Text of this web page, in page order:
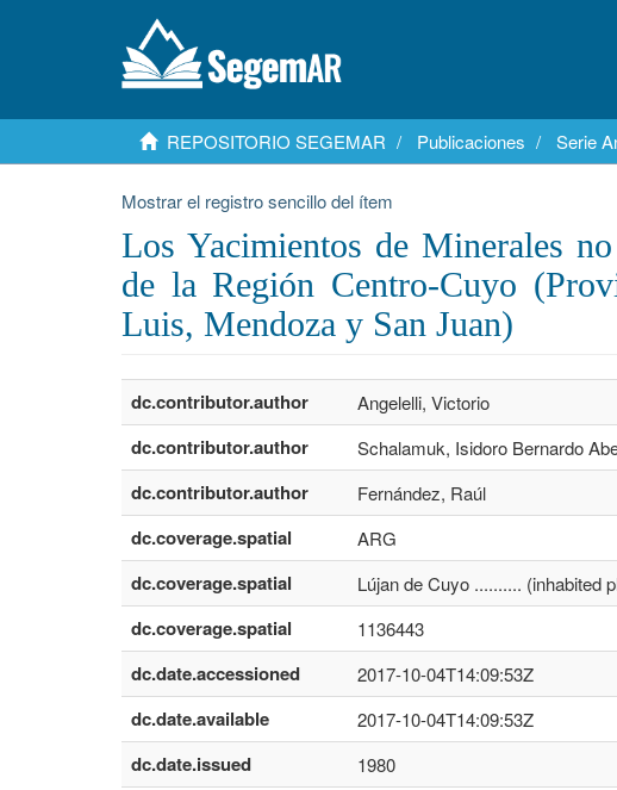
REPOSITORIO SEGEMAR Publicaciones Serie
Mostrar el registro sencillo del ítem
Los Yacimientos de Minerales
de la Región Centro-Cuyo
Luis, Mendoza y San Juan)
dc.contributor.author Angelelli, Victorio
dc.contributor.author Schalamuk, Isidoro Bernardo
dc.contributor.author Fernández, Raúl
dc.coverage.spatial ARG
dc.coverage.spatial Lújan de Cuyo .......... (inhabited
dc.coverage.spatial 1136443
dc.date.accessioned 2017-10-04T14:09:53Z
dc.date.available 2017-10-04T14:09:53Z
dc.date.issued 1980